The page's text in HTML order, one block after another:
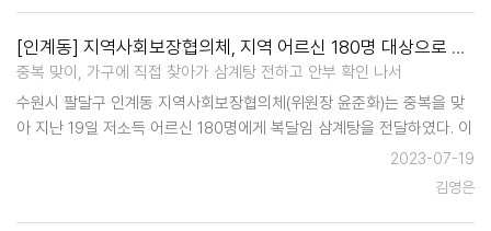
[인계동] 지역사회보장협의체, 지역 어르신 180명 대상으로 삼계탕 전달
중복 맞이, 가구에 직접 찾아가 삼계탕 전하고 안부 확인 나서
수원시 팔달구 인계동 지역사회보장협의체(위원장 윤준화)는 중복을 맞
아 지난 19일 저소득 어르신 180명에게 복달임 삼계탕을 전달하였다. 이
번 어르신 건강식 지원 사업은 '인도래 마을 효 문화' 확산의 일환이다. 이
2023-07-19
김영은